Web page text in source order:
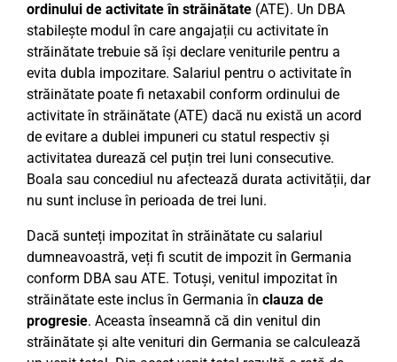
ordinului de activitate în străinătate (ATE). Un DBA
stabilește modul în care angajații cu activitate în
străinătate trebuie să își declare veniturile pentru a
evita dubla impozitare. Salariul pentru o activitate în
străinătate poate fi netaxabil conform ordinului de
activitate în străinătate (ATE) dacă nu există un acord
de evitare a dublei impuneri cu statul respectiv și
activitatea durează cel puțin trei luni consecutive.
Boala sau concediul nu afectează durata activității, dar
nu sunt incluse în perioada de trei luni.
Dacă sunteți impozitat în străinătate cu salariul
dumneavoastră, veți fi scutit de impozit în Germania
conform DBA sau ATE. Totuși, venitul impozitat în
străinătate este inclus în Germania în clauza de
progresie. Aceasta înseamnă că din venitul din
străinătate și alte venituri din Germania se calculează